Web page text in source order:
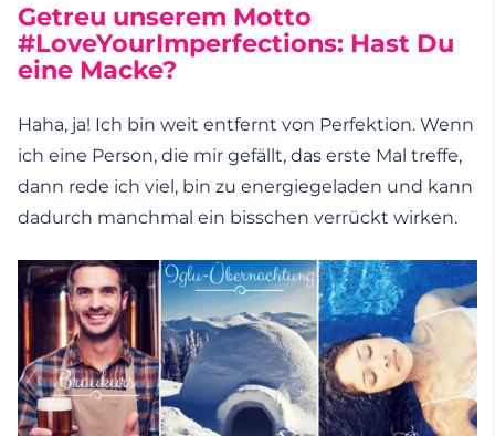
Getreu unserem Motto
#LoveYourImperfections: Hast Du
eine Macke?
Haha, ja! Ich bin weit entfernt von Perfektion. Wenn
ich eine Person, die mir gefällt, das erste Mal treffe,
dann rede ich viel, bin zu energiegeladen und kann
dadurch manchmal ein bisschen verrückt wirken.